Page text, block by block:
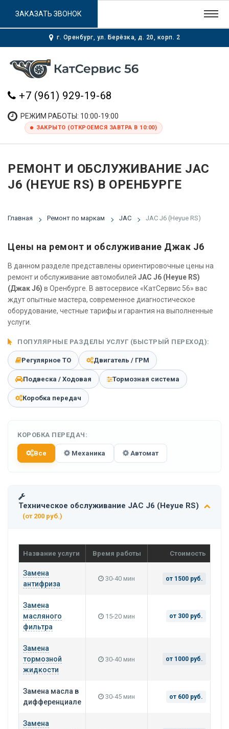
г. Оренбург, ул. Берёзка, д. 20, корп. 2
+7 (961) 929-19-68
РЕЖИМ РАБОТЫ: 10:00-19:00
ЗАКРЫТО (ОТКРОЕМСЯ ЗАВТРА В 10:00)
ЗАКАЗАТЬ ЗВОНОК
РЕМОНТ И ОБСЛУЖИВАНИЕ JAC
J6 (HEYUE RS) В ОРЕНБУРГЕ
Главная Ремонт по маркам JAC JAC J6 (Heyue RS)
Цены на ремонт и обслуживание Джак J6
В данном разделе представлены ориентировочные цены на
ремонт и обслуживание автомобилей JAC J6 (Heyue RS)
(Джак J6) в Оренбурге. В автосервисе «КатСервис 56» вас
ждут опытные мастера, современное диагностическое
оборудование, честные тарифы и гарантия на выполненные
услуги.
ПОПУЛЯРНЫЕ РАЗДЕЛЫ УСЛУГ (БЫСТРЫЙ ПЕРЕХОД):
Регулярное ТО Двигатель / ГРМ
Подвеска / Ходовая Тормозная система
Коробка передач
КОРОБКА ПЕРЕДАЧ:
Все Механика Автомат
Техническое обслуживание JAC J6 (Heyue RS)
(от 200 руб.)
Название услуги Время работы Стоимость
Замена
антифриза
30-40 мин от 1500 руб.
Замена
масляного
фильтра
15-20 мин от 300 руб.
Замена
тормозной
жидкости
30-40 мин от 1000 руб.
Замена масла в
дифференциале
30-45 мин от 600 руб.
Замена